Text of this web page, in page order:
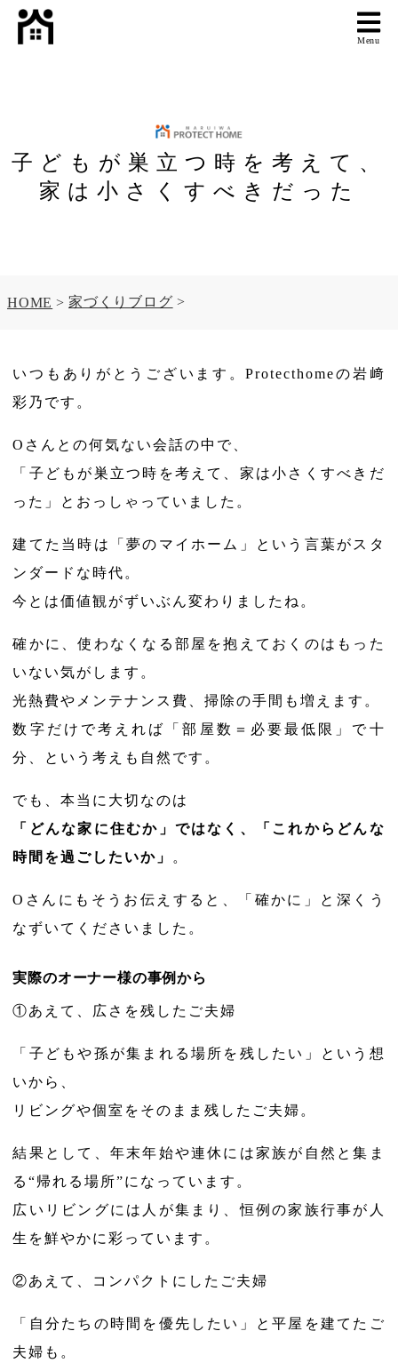
Menu
子どもが巣立つ時を考えて、
家は小さくすべきだった
HOME 家づくりブログ
いつもありがとうございます。Protecthomeの岩﨑
彩乃です。
Oさんとの何気ない会話の中で、
「子どもが巣立つ時を考えて、家は小さくすべきだ
った」とおっしゃっていました。
建てた当時は「夢のマイホーム」という言葉がスタ
ンダードな時代。
今とは価値観がずいぶん変わりましたね。
確かに、使わなくなる部屋を抱えておくのはもった
いない気がします。
光熱費やメンテナンス費、掃除の手間も増えます。
数字だけで考えれば「部屋数＝必要最低限」で十
分、という考えも自然です。
でも、本当に大切なのは
「どんな家に住むか」ではなく、「これからどんな
時間を過ごしたいか」 。
Oさんにもそうお伝えすると、「確かに」と深くう
なずいてくださいました。
実際のオーナー様の事例から
①あえて、広さを残したご夫婦
「子どもや孫が集まれる場所を残したい」という想
いから、
リビングや個室をそのまま残したご夫婦。
結果として、年末年始や連休には家族が自然と集ま
る“帰れる場所”になっています。
広いリビングには人が集まり、恒例の家族行事が人
生を鮮やかに彩っています。
②あえて、コンパクトにしたご夫婦
「自分たちの時間を優先したい」と平屋を建てたご
夫婦も。